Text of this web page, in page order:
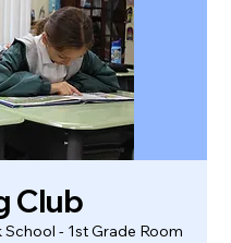
Club
School - 1st Grade Room